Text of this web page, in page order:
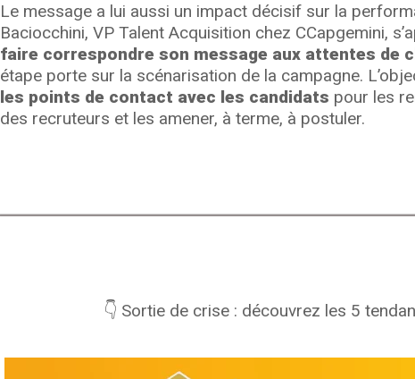
Le message a lui aussi un impact décisif sur la
Baciocchini, VP Talent Acquisition chez CCapgemini,
faire correspondre son message aux attentes de
étape porte sur la scénarisation de la campagne.
les points de contact avec les candidats pour les
des recruteurs et les amener, à terme, à postuler.
👇 Sortie de crise : découvrez les 5